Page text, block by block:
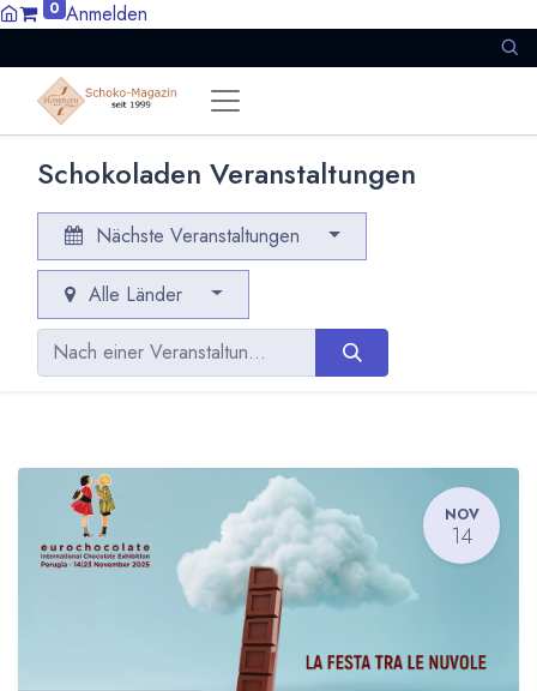
0 Anmelden
Schokoladen Veranstaltungen
Nächste Veranstaltungen
Alle Länder
NOV
14